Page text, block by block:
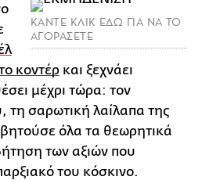
ΚΑΝΤΕ ΚΛΙΚ ΕΔΩ ΓΙΑ ΝΑ ΤΟ
ΑΓΟΡΑΣΕΤΕ
κοντέρ και ξεχνάει
μέχρι τώρα: τον
τη σαρωτική λαίλαπα της
όλα τα θεωρητικά
των αξιών που
του κόσκινο.